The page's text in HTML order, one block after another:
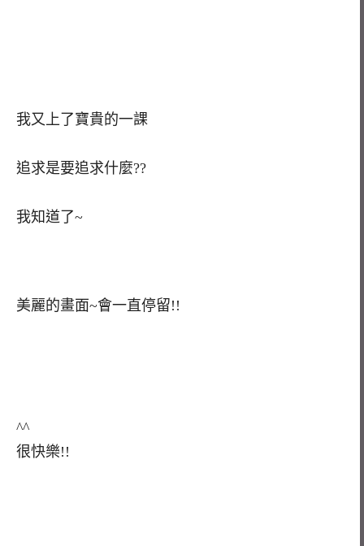
我又上了寶貴的一課
追求是要追求什麼??
我知道了~
美麗的畫面~會一直停留!!
^^
很快樂!!